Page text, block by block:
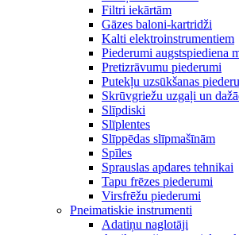
Filtri iekārtām
Gāzes baloni-kartridži
Kalti elektroinstrumentiem
Piederumi augstspiediena
Pretizrāvumu piederumi
Putekļu uzsūkšanas
Skrūvgriežu uzgaļi un
Slīpdiski
Slīplentes
Slīppēdas slīpmašīnām
Spīles
Sprauslas apdares tehnikai
Tapu frēzes piederumi
Virsfrēžu piederumi
Pneimatiskie instrumenti
Adatiņu naglotāji